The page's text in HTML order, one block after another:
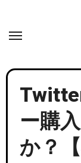
キ
ー購
か？